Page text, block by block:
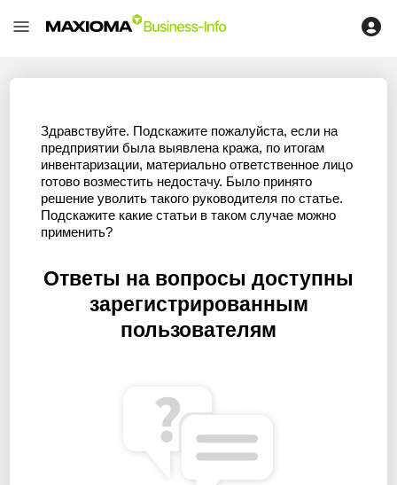
Здравствуйте. Подскажите пожалуйста, если на
предприятии была выявлена кража, по итогам
инвентаризации, материально ответственное лицо
готово возместить недостачу. Было принято
решение уволить такого руководителя по статье.
Подскажите какие статьи в таком случае можно
применить?
Ответы на вопросы доступны
зарегистрированным
пользователям